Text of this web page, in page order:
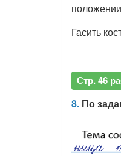
Гасить
Стр. 46
8. По